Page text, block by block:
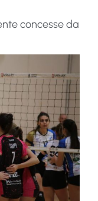
concesse da